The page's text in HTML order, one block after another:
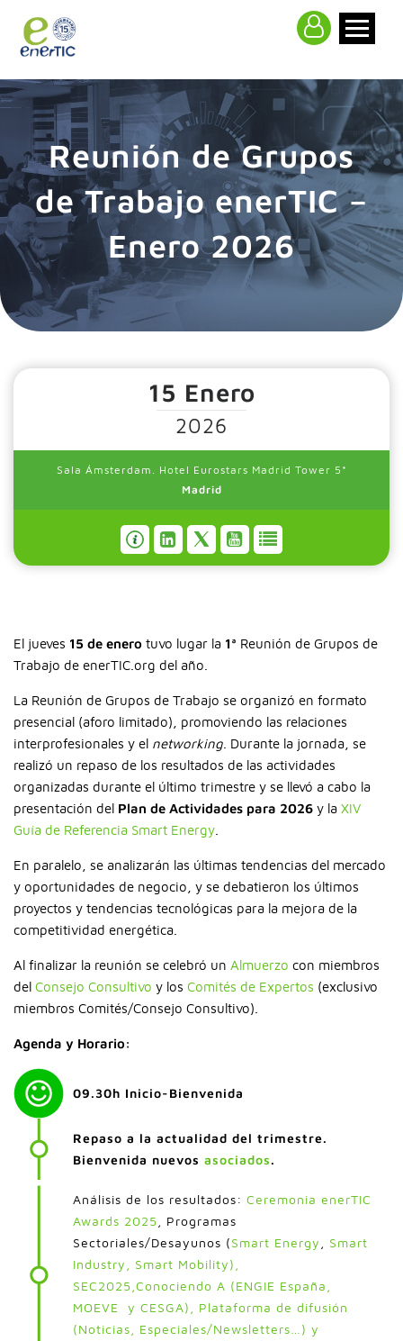
Reunión de Grupos
de Trabajo enerTIC –
Enero 2026
15 Enero
2026
Sala Ámsterdam. Hotel Eurostars Madrid Tower 5*
Madrid
El jueves 15 de enero tuvo lugar la 1ª Reunión de Grupos de
Trabajo de enerTIC.org del año.
La Reunión de Grupos de Trabajo se organizó en formato
presencial (aforo limitado), promoviendo las relaciones
interprofesionales y el networking . Durante la jornada, se
realizó un repaso de los resultados de las actividades
organizadas durante el último trimestre y se llevó a cabo la
presentación del Plan de Actividades para 2026 y la XIV
Guía de Referencia Smart Energy
En paralelo, se analizarán las últimas tendencias del mercado
y oportunidades de negocio, y se debatieron los últimos
proyectos y tendencias tecnológicas para la mejora de la
competitividad energética.
Al finalizar la reunión se celebró un Almuerzo con miembros
del Consejo Consultivo y los Comités de Expertos (exclusivo
miembros Comités/Consejo Consultivo).
Agenda y Horario:
09.30h Inicio-Bienvenida
Repaso a la actualidad del trimestre.
Bienvenida nuevos asociados.
Análisis de los resultados: Ceremonia enerTIC
Awards 2025
, Programas
Sectoriales/Desayunos (Smart Energy
Smart
Industry, Smart Mobility),
SEC2025 Conociendo A (ENGIE España
MOEVE
y CESGA), Plataforma de difusión
(Noticias, Especiales/Newsletters …) y